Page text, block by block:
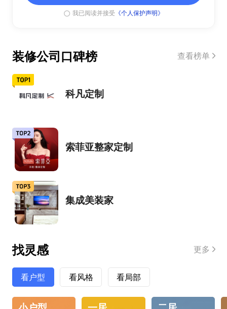
我已阅读并接受 《个人保护声明》
装修公司口碑榜 查看榜单
科凡定制
索菲亚整家定制
集成美装家
找灵感 更多
看户型 看风格 看局部